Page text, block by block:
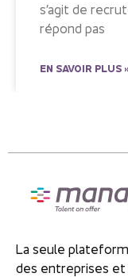
s’agit de
répond pas
EN SAVOIR PLUS
La seule
des entreprises et